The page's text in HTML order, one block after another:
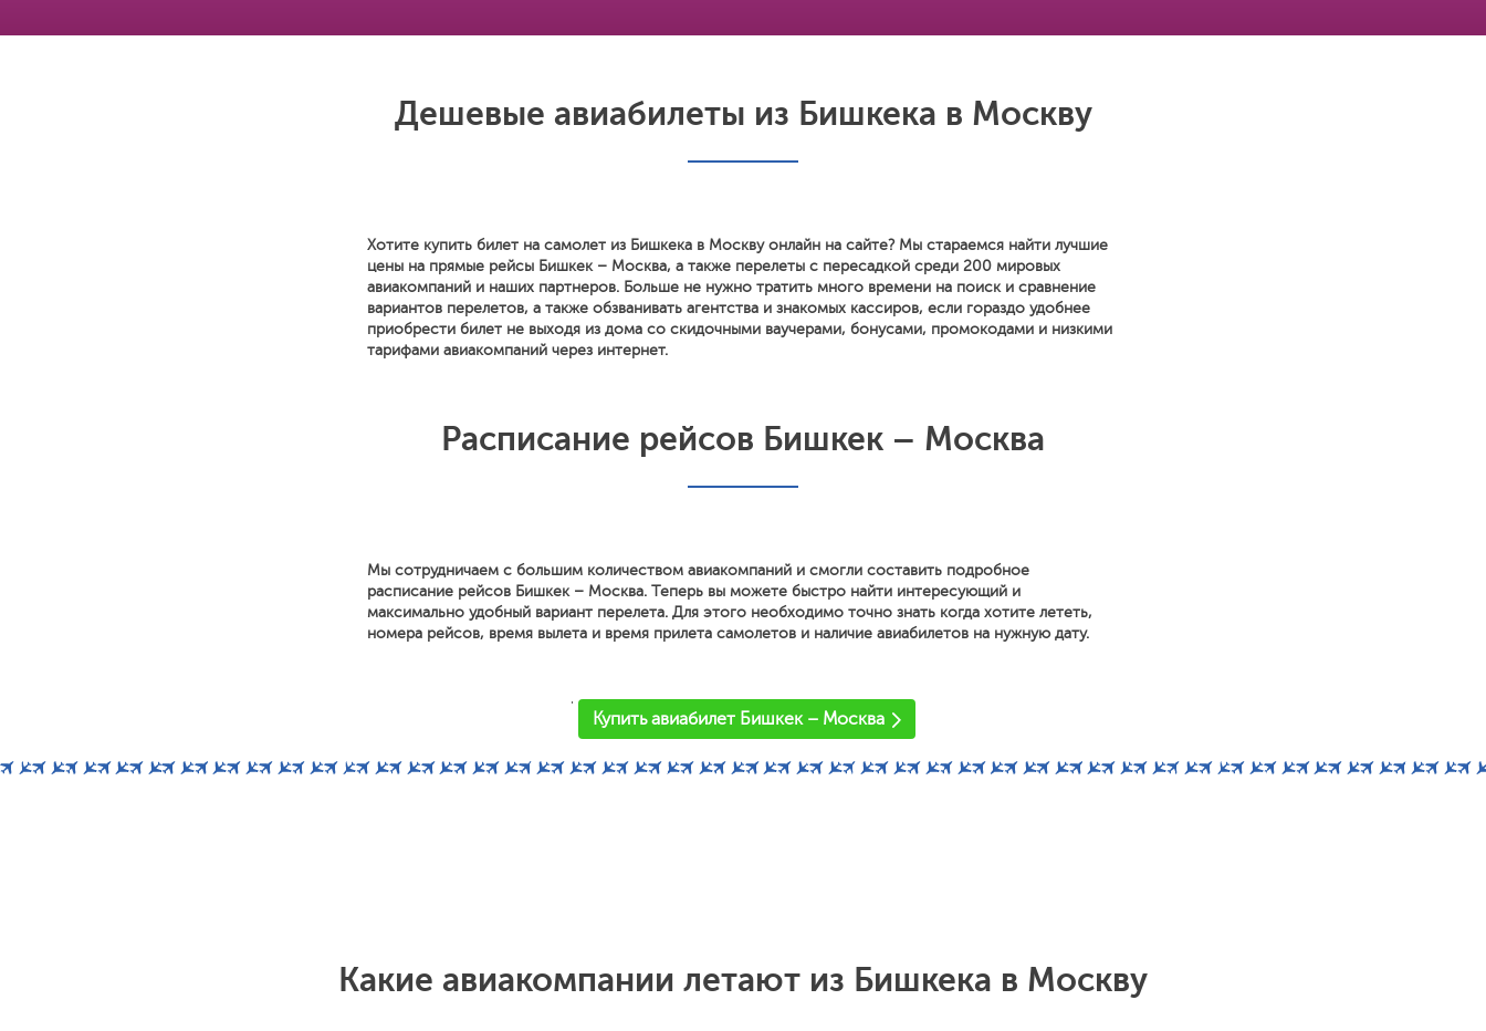
Дешевые авиабилеты из Бишкека в Москву
Хотите купить билет на самолет из Бишкека в Москву онлайн на сайте? Мы стараемся найти лучшие
цены на прямые рейсы Бишкек – Москва, а также перелеты с пересадкой среди 200 мировых
авиакомпаний и наших партнеров. Больше не нужно тратить много времени на поиск и сравнение
вариантов перелетов, а также обзванивать агентства и знакомых кассиров, если гораздо удобнее
приобрести билет не выходя из дома со скидочными ваучерами, бонусами, промокодами и низкими
тарифами авиакомпаний через интернет.
Расписание рейсов Бишкек – Москва
Мы сотрудничаем с большим количеством авиакомпаний и смогли составить подробное
расписание рейсов Бишкек – Москва. Теперь вы можете быстро найти интересующий и
максимально удобный вариант перелета. Для этого необходимо точно знать когда хотите лететь,
номера рейсов, время вылета и время прилета самолетов и наличие авиабилетов на нужную дату.
'
Купить авиабилет Бишкек – Москва
Какие авиакомпании летают из Бишкека в Москву